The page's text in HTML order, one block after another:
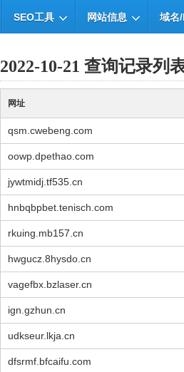
SEO工具 网站信息 域名
2022-10-21 查询记录列
网址
qsm.cwebeng.com
oowp.dpethao.com
jywtmidj.tf535.cn
hnbqbpbet.tenisch.com
rkuing.mb157.cn
hwgucz.8hysdo.cn
vagefbx.bzlaser.cn
ign.gzhun.cn
udkseur.lkja.cn
dfsrmf.bfcaifu.com